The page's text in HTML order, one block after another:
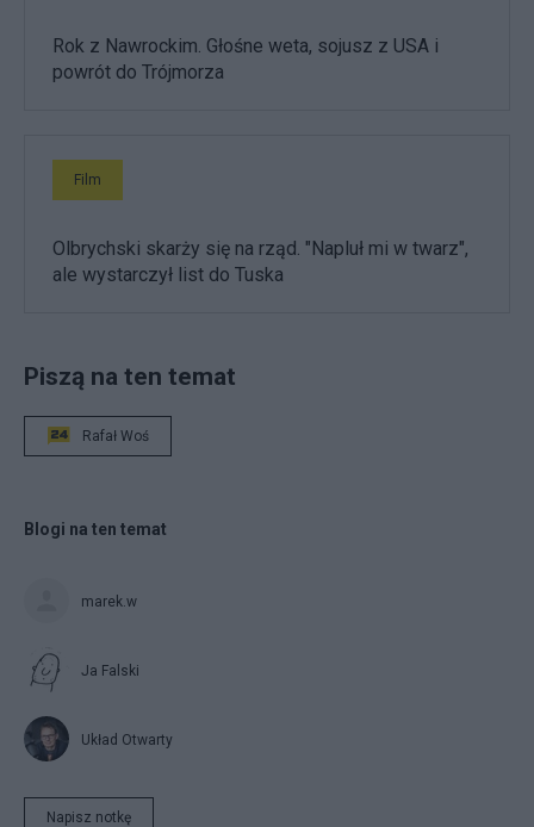
Rok z Nawrockim. Głośne weta, sojusz z USA i
powrót do Trójmorza
Film
Olbrychski skarży się na rząd. "Napluł mi w twarz",
ale wystarczył list do Tuska
Piszą na ten temat
Rafał Woś
Blogi na ten temat
marek.w
Ja Falski
Układ Otwarty
Napisz notkę